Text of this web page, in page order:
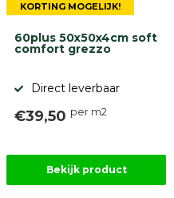
KORTING MOGELIJK!
60plus 50x50x4cm soft
comfort grezzo
Direct leverbaar
€39,50 per m2
Bekijk product